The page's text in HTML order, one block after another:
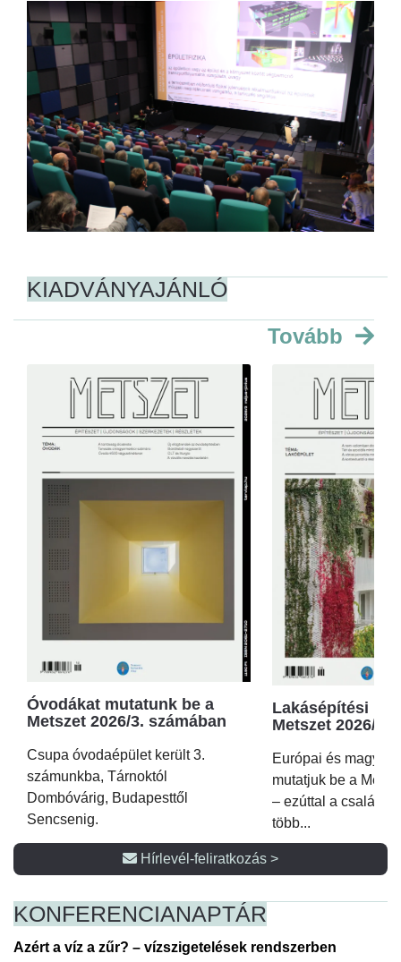
KIADVÁNYAJÁNLÓ
Tovább
Óvodákat mutatunk be a
Metszet 2026/3. számában
Csupa óvodaépület került 3.
számunkba, Tárnoktól
Dombóvárig, Budapesttől
Sencsenig.
Lakásépítési
Metszet 2026/2.
Európai és magyar
mutatjuk be a
– ezúttal a családi
több...
Hírlevél-feliratkozás >
KONFERENCIANAPTÁR
Azért a víz a zűr? – vízszigetelések rendszerben